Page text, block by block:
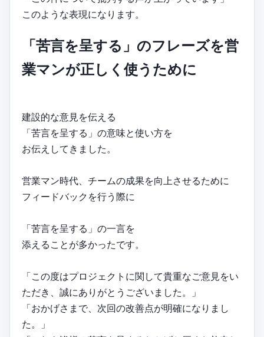
このような表現になります。
「苦言を呈する」のフレーズを営
業マンが正しく使うために
建設的な意見を伝える
「苦言を呈する」の意味と使い方を
お伝えしてきました。
営業マン時代、チームの成果を向上させるために
フィードバックを行う際に
「苦言を呈する」の一言を
添えることが多かったです。
「この度はプロジェクトに関して貴重なご意見をい
ただき、誠にありがとうございました。」
「おかげさまで、次回の改善点が明確になりまし
た。」